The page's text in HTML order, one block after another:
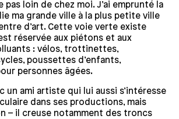
pas loin de chez moi. J’ai emprunté la
ma grande ville à la plus petite ville
d’art. Cette voie verte existe
réservée aux piétons et aux
: vélos, trottinettes,
poussettes d’enfants,
personnes âgées.
un ami artiste qui lui aussi s’intéresse
dans ses productions, mais
– il creuse notamment des troncs